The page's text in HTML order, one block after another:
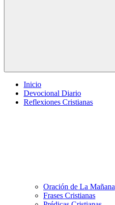
Inicio
Devocional Diario
Reflexiones Cristianas
Oración de La Mañana
Frases Cristianas